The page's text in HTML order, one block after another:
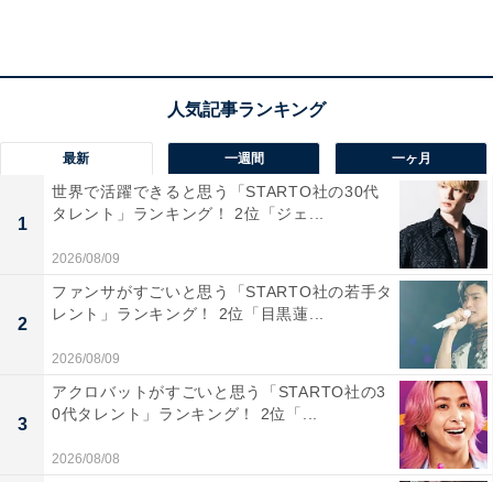
1位：金沢（石川県）／41票
最新 一週間 一ヶ月
1
世界で活躍できると思う「STARTO社の30代
タレント」ランキング！ 2位「ジェ...
2026/08/09
2
ファンサがすごいと思う「STARTO社の若手タ
レント」ランキング！ 2位「目黒蓮...
2026/08/09
3
アクロバットがすごいと思う「STARTO社の3
0代タレント」ランキング！ 2位「...
2026/08/08